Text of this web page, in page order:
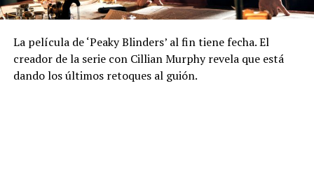
La película de ‘Peaky Blinders’ al fin tiene fecha. El
creador de la serie con Cillian Murphy revela que está
dando los últimos retoques al guión.